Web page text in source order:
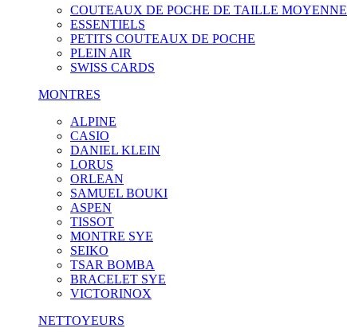
COUTEAUX DE POCHE DE TAILLE MOYENNE
ESSENTIELS
PETITS COUTEAUX DE POCHE
PLEIN AIR
SWISS CARDS
MONTRES
ALPINE
CASIO
DANIEL KLEIN
LORUS
ORLEAN
SAMUEL BOUKI
ASPEN
TISSOT
MONTRE SYE
SEIKO
TSAR BOMBA
BRACELET SYE
VICTORINOX
NETTOYEURS